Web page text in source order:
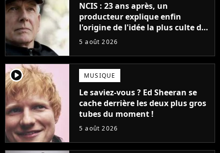
NCIS : 23 ans après, un
producteur explique enfin
l'origine de l'idée la plus culte de
la série (et on ne parle pas du
5 août 2026
player2 MUSIQUE
Le saviez-vous ? Ed Sheeran se
cache derrière les deux plus gros
tubes du moment !
5 août 2026